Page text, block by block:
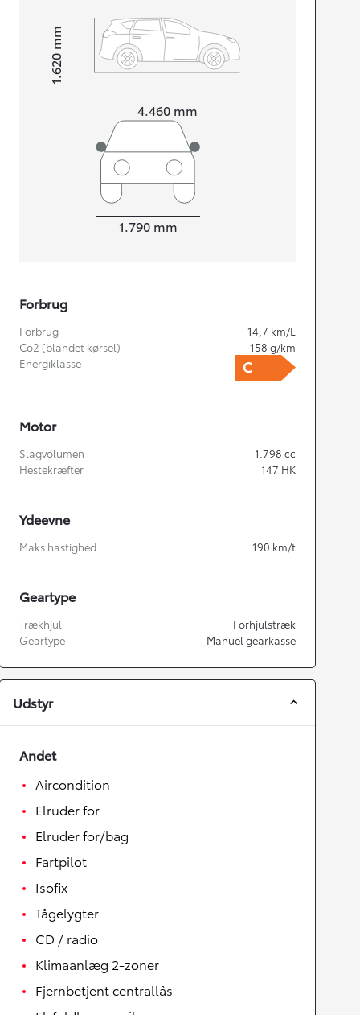
4.460 mm
Højt1.620
mm
1.790 mm
Forbrug
Forbrug 14,7 km/L
Co2 (blandet kørsel)
158 g/km
Energiklasse
Motor
Slagvolumen 1.798 cc
Hestekræfter
147 HK
Ydeevne
Maks hastighed 190 km/t
Geartype
Trækhjul
Forhjulstræk
Geartype
Manuel gearkasse
Udstyr
Andet
Aircondition
Elruder for
Elruder for/bag
Fartpilot
Isofix
Tågelygter
CD / radio
Klimaanlæg 2-zoner
Fjernbetjent centrallås